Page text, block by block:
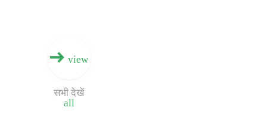
view
all
सभी देखें